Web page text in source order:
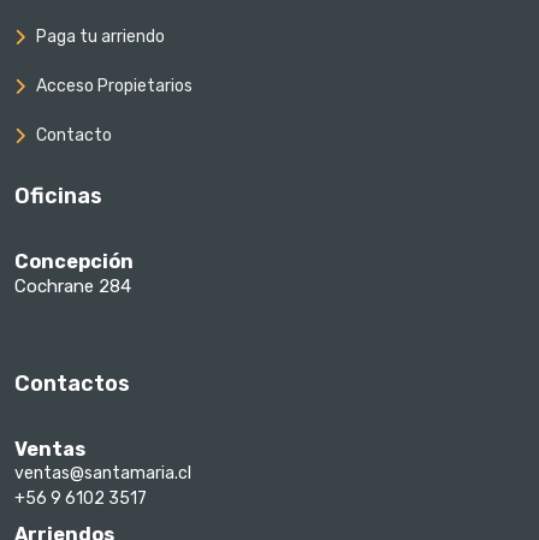
Paga tu arriendo
Acceso Propietarios
Contacto
Oficinas
Concepción
Cochrane 284
Contactos
Ventas
ventas@santamaria.cl
+56 9 6102 3517
Arriendos